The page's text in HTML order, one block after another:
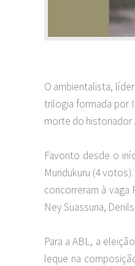
O ambientalista,
trilogia formada por
morte do historiador
Favorito desde o
Mundukuru (4
concorreram à vaga
Ney Suassuna,
Para a ABL, a
leque na